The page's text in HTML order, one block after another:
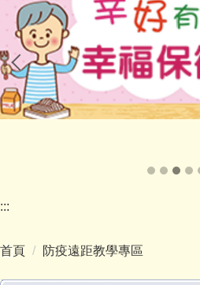
:::
首頁 防疫遠距教學專區